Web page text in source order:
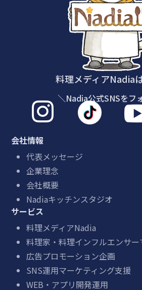
料理メディアNadia
＼Nadia公式SNSをフ

会社情報
代表メッセージ
企業理念
会社概要
Nadiaキッチンスタジオ
サービス
料理メディアNadia
料理家・料理インフルエンサー
広告プロモーション企画
SNS運用マーケティング支援
WEB・アプリ開発運用